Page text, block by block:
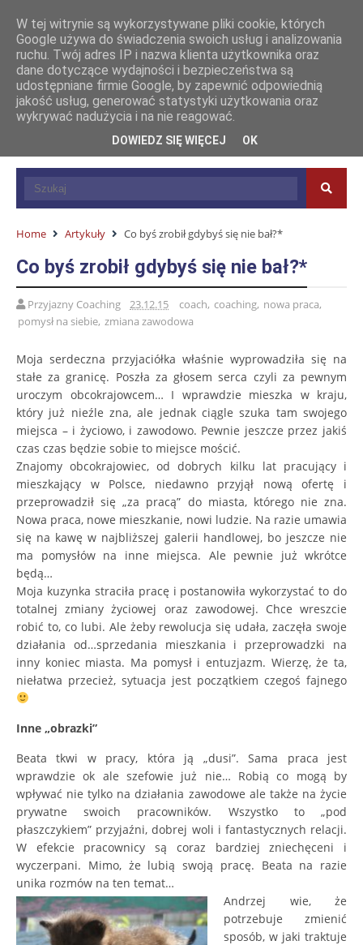
Home Artykuły Co byś zrobił gdybyś się nie bał?*
Co byś zrobił gdybyś się nie bał?*
Przyjazny Coaching 23.12.15 coach, coaching, nowa praca,
pomysł na siebie, zmiana zawodowa
Moja serdeczna przyjaciółka właśnie wyprowadziła się na
stałe za granicę. Poszła za głosem serca czyli za pewnym
uroczym obcokrajowcem… I wprawdzie mieszka w kraju,
który już nieźle zna, ale jednak ciągle szuka tam swojego
miejsca – i życiowo, i zawodowo. Pewnie jeszcze przez jakiś
czas czas będzie sobie to miejsce mościć.
Znajomy obcokrajowiec, od dobrych kilku lat pracujący i
mieszkający w Polsce, niedawno przyjął nową ofertę i
przeprowadził się „za pracą” do miasta, którego nie zna.
Nowa praca, nowe mieszkanie, nowi ludzie. Na razie umawia
się na kawę w najbliższej galerii handlowej, bo jeszcze nie
ma pomysłów na inne miejsca. Ale pewnie już wkrótce
będą…
Moja kuzynka straciła pracę i postanowiła wykorzystać to do
totalnej zmiany życiowej oraz zawodowej. Chce wreszcie
robić to, co lubi. Ale żeby rewolucja się udała, zaczęła swoje
działania od…sprzedania mieszkania i przeprowadzki na
inny koniec miasta. Ma pomysł i entuzjazm. Wierzę, że ta,
niełatwa przecież, sytuacja jest początkiem czegoś fajnego
Inne „obrazki”
Beata tkwi w pracy, która ją „dusi”. Sama praca jest
wprawdzie ok ale szefowie już nie… Robią co mogą by
wpływać nie tylko na działania zawodowe ale także na życie
prywatne swoich pracowników. Wszystko to „pod
płaszczykiem” przyjaźni, dobrej woli i fantastycznych relacji.
W efekcie pracownicy są coraz bardziej zniechęceni i
wyczerpani. Mimo, że lubią swoją pracę. Beata na razie
unika rozmów na ten temat…
Andrzej wie, że
potrzebuje zmienić
sposób, w jaki traktuje
W tej witrynie są wykorzystywane pliki cookie, których
Google używa do świadczenia swoich usług i analizowania
ruchu. Twój adres IP i nazwa klienta użytkownika oraz
dane dotyczące wydajności i bezpieczeństwa są
udostępniane firmie Google, by zapewnić odpowiednią
jakość usług, generować statystyki użytkowania oraz
wykrywać nadużycia i na nie reagować.
DOWIEDZ SIĘ WIĘCEJ OK